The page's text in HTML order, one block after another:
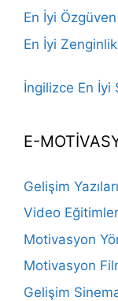
En İyi
En İyi
İngilizce En İyi
E-
Gelişim Yazıları
Video Eğitimler
Motivasyon
Motivasyon
Gelişim